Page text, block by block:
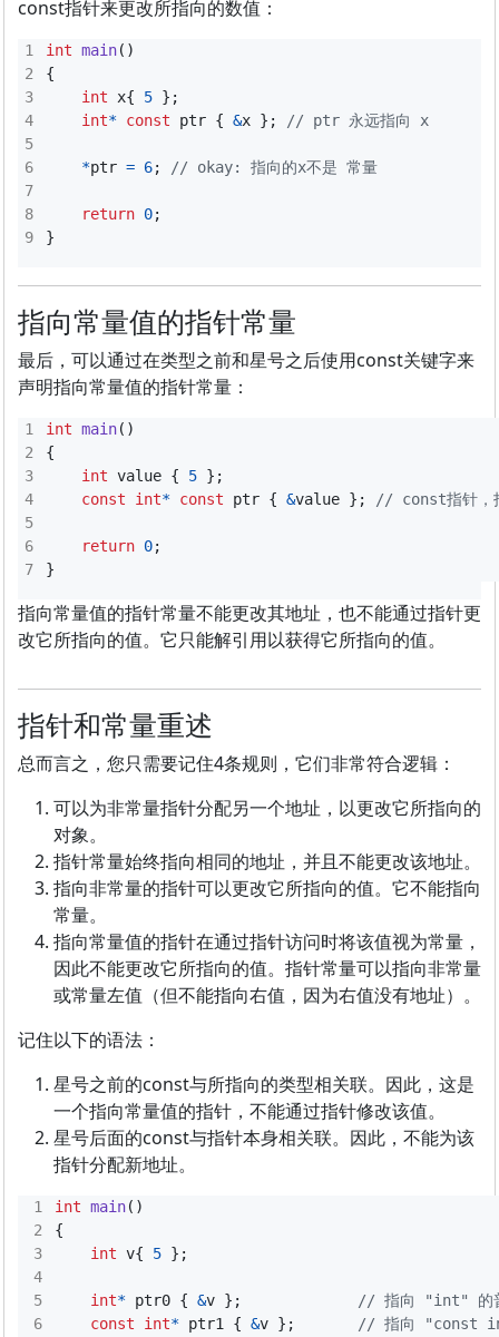
const指针来更改所指向的数值：
3
4
5
6
7
8
9
int main()
{
int
x{ 5 };
int* const ptr { &x };
*ptr = 6;
return 0;
}
指向常量值的指针常量
最后，可以通过在类型之前和星号之后使用const关键字来
声明指向常量值的指针常量：
3
4
5
6
7
int main()
{
int value { 5 };
const
int* const ptr { &value };
return 0;
}
指向常量值的指针常量不能更改其地址，也不能通过指针更
改它所指向的值。它只能解引用以获得它所指向的值。
指针和常量重述
总而言之，您只需要记住4条规则，它们非常符合逻辑：
可以为非常量指针分配另一个地址，以更改它所指向的
对象。
指针常量始终指向相同的地址，并且不能更改该地址。
指向非常量的指针可以更改它所指向的值。它不能指向
常量。
指向常量值的指针在通过指针访问时将该值视为常量，
因此不能更改它所指向的值。指针常量可以指向非常量
或常量左值（但不能指向右值，因为右值没有地址）。
记住以下的语法：
星号之前的const与所指向的类型相关联。因此，这是
一个指向常量值的指针，不能通过指针修改该值。
星号后面的const与指针本身相关联。因此，不能为该
指针分配新地址。
3
4
5
6
int main()
{
int v{ 5 };
int* ptr0 { &v };
const
int* ptr1 { &v };